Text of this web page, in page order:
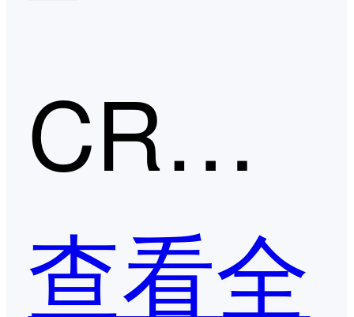
CRM第二季度口碑产品
查看全